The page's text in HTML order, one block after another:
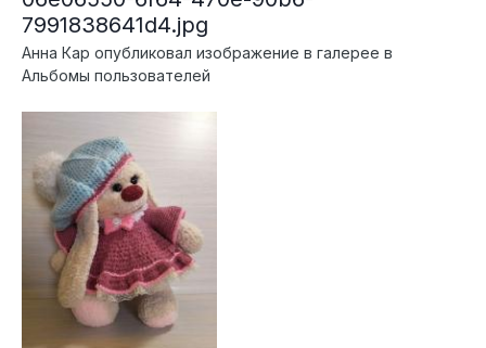
7991838641d4.jpg
Анна Кар опубликовал изображение в галерее в
Альбомы пользователей